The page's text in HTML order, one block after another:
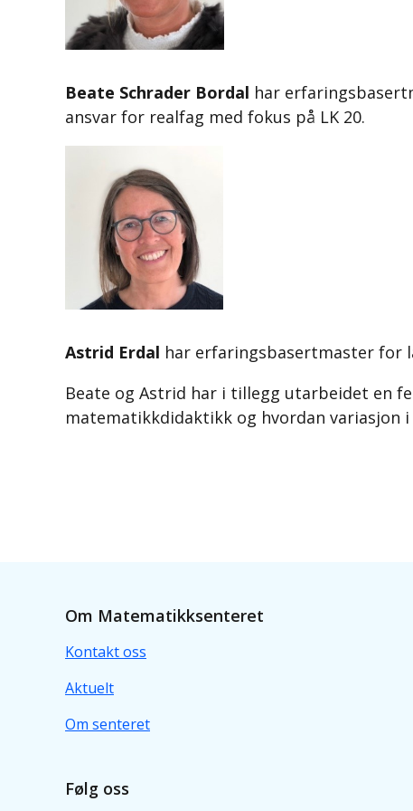
Beate Schrader Bordal har
ansvar for realfag med fokus på LK 20.
Astrid Erdal har erfaringsbasertmaster for
Beate og Astrid har i tillegg utarbeidet en
matematikkdidaktikk og hvordan variasjon
Om Matematikksenteret
Kontakt oss
Aktuelt
Om senteret
Følg oss